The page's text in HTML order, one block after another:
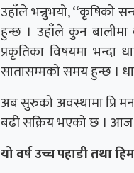
उहाँले भन्नुभयो, ‘‘कृषिको
हुन्छ । उहाँले कुन बालीमा
प्रकृतिका विषयमा भन्दा
सातासम्मको समय हुन्छ ।
अब सुरुको अवस्थामा प्रि
बढी सक्रिय भएको छ । आज
यो वर्ष उच्च पहाडी तथा